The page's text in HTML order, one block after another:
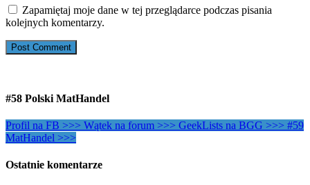
Zapamiętaj moje dane w tej przeglądarce podczas pisania
kolejnych komentarzy.
#58 Polski MatHandel
Profil na FB >>> Wątek na forum >>> GeekLists na BGG >>> #59
MatHandel >>>
Ostatnie komentarze